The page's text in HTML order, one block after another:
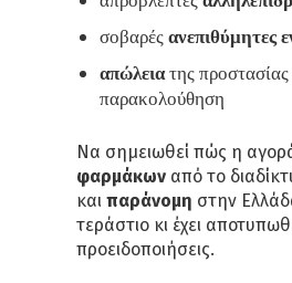
σοβαρέςανεπιθύμητες
απώλειατης προστασίας
παρακολούθηση
Να σημειωθεί πώς η
φαρμάκων από το
και παράνομη στην
τεράστιο κι έχει
προειδοποιήσεις.